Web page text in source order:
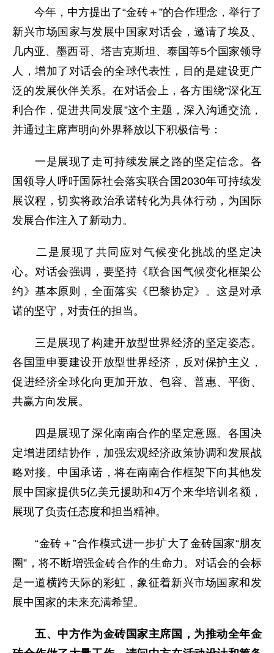
今年，中方提出了“金砖＋”的合作理念，举行了
新兴市场国家与发展中国家对话会，邀请了埃及、
几内亚、墨西哥、塔吉克斯坦、泰国等5个国家领导
人，增加了对话会的全球代表性，目的是建设更广
泛的发展伙伴关系。在对话会上，各方围绕“深化互
利合作，促进共同发展”这个主题，深入沟通交流，
并通过主席声明向外界释放以下积极信号：
一是展现了走可持续发展之路的坚定信念。各
国领导人呼吁国际社会落实联合国2030年可持续发
展议程，切实将政治承诺转化为具体行动，为国际
发展合作注入了新动力。
二是展现了共同应对气候变化挑战的坚定决
心。对话会强调，要坚持《联合国气候变化框架公
约》基本原则，全面落实《巴黎协定》。这是对承
诺的坚守，对责任的担当。
三是展现了构建开放型世界经济的坚定姿态。
各国重申要建设开放型世界经济，反对保护主义，
促进经济全球化向更加开放、包容、普惠、平衡、
共赢方向发展。
四是展现了深化南南合作的坚定意愿。各国决
定增进团结协作，加强宏观经济政策协调和发展战
略对接。中国承诺，将在南南合作框架下向其他发
展中国家提供5亿美元援助和4万个来华培训名额，
展现了负责任态度和担当精神。
“金砖＋”合作模式进一步扩大了金砖国家“朋友
圈”，将不断增强金砖合作的生命力。对话会的会标
是一道横跨天际的彩虹，象征着新兴市场国家和发
展中国家的未来充满希望。
五、中方作为金砖国家主席国，为推动全年金